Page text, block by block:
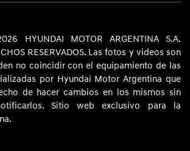
HYUNDAI MOTOR ARGENTINA S.A.
RESERVADOS. Las fotos y videos son
no coincidir con el equipamiento de las
por Hyundai Motor Argentina que
de hacer cambios en los mismos sin
Sitio web exclusivo para la